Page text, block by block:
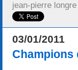
jean-pierre longre
03/01/2011
Champions